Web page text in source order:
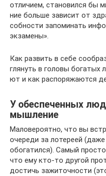
от­ли­чи­ем, ста­но­вил­ся бы
ние боль­ше за­ви­сит от
соб­но­сти за­по­ми­нать
эк­за­ме­ны».
Как раз­вить в себе
гля­нуть в го­ло­вы
ют и как рас­по­ря­жа­ют­ся
У обеспеченных
мышление
Маловероятно, что вы
очереди за лотереей
обогатился). Самый
что ему кто-то другой
достичь зажиточности